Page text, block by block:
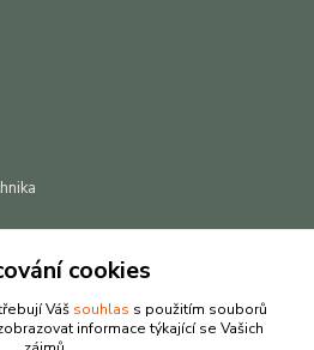
044cookies
Váš souhlas s použitím souborů
informace týkající se Vašich